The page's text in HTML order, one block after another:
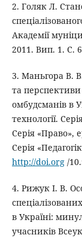
2. Голяк Л.
Академії
2011. Вип. 1. С.
3. Маньгора В.
та перспективи
омбудсманів в
технології.
Серія «Право»,
Серія
http://doi.org/
4. Рижук І. В.
в Україні:
учасників